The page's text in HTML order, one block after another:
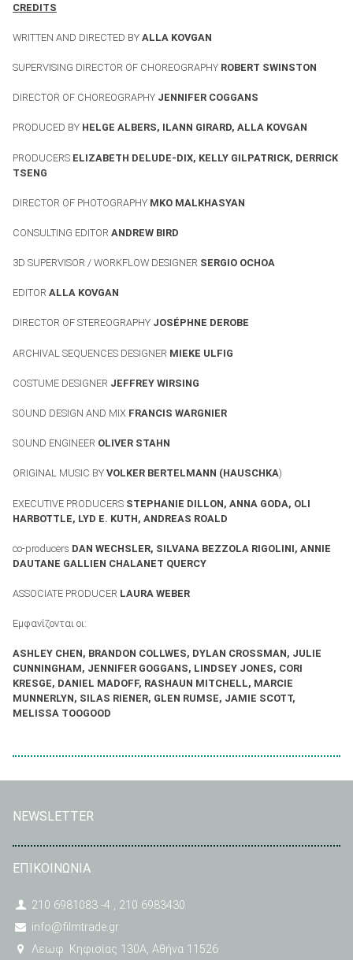
CREDITS
WRITTEN AND DIRECTED BY ALLA KOVGAN
SUPERVISING DIRECTOR OF CHOREOGRAPHY ROBERT SWINSTON
DIRECTOR OF CHOREOGRAPHY JENNIFER COGGANS
PRODUCED BY HELGE ALBERS, ILANN GIRARD, ALLA KOVGAN
PRODUCERS ELIZABETH DELUDE-DIX, KELLY GILPATRICK, DERRICK
TSENG
DIRECTOR OF PHOTOGRAPHY MKO MALKHASYAN
CONSULTING EDITOR ANDREW BIRD
3D SUPERVISOR / WORKFLOW DESIGNER SERGIO OCHOA
EDITOR ALLA KOVGAN
DIRECTOR OF STEREOGRAPHY JOSÉPHNE DEROBE
ARCHIVAL SEQUENCES DESIGNER MIEKE ULFIG
COSTUME DESIGNER JEFFREY WIRSING
SOUND DESIGN AND MIX FRANCIS WARGNIER
SOUND ENGINEER OLIVER STAHN
ORIGINAL MUSIC BY VOLKER BERTELMANN (HAUSCHKA)
EXECUTIVE PRODUCERS STEPHANIE DILLON, ANNA GODA, OLI
HΑRBOTTLE, LYD E. KUTH, ANDREAS ROALD
co-producers DΑΝ WECHSLER, SILVANA BEZZOLA RIGOLINI, ANNIE
DAUTANE GALLIEN CHALANET QUERCY
ASSOCIATE PRODUCER LAURA WEBER
Εμφανίζονται οι:
ASHLEY CHEN, BRANDON COLLWES, DYLAN CROSSMAN, JULIE
CUNNINGHAM, JENNIFER GOGGANS, LINDSEY JONES, CORI
KRESGE, DANIEL MADOFF, RASHAUN MITCHELL, MARCIE
MUNNERLYN, SILAS RIENER, GLEN RUMSE, JAMIE SCOTT,
MELISSA TOOGOOD
NEWSLETTER
ΕΠΙΚΟΙΝΩΝΙΑ
210 6981083 -4 , 210 6983430
info@filmtrade.gr
Λεωφ. Κηφισίας 130A, Αθήνα 11526